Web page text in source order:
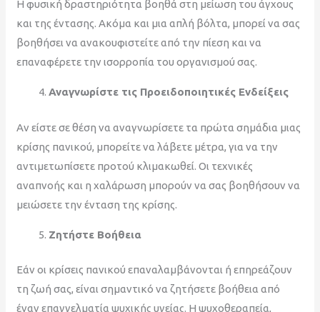
Η φυσική δραστηριότητα βοηθά στη μείωση του άγχους
και της έντασης. Ακόμα και μια απλή βόλτα, μπορεί να σας
βοηθήσει να ανακουφιστείτε από την πίεση και να
επαναφέρετε την ισορροπία του οργανισμού σας.
Αναγνωρίστε τις Προειδοποιητικές Ενδείξεις
Αν είστε σε θέση να αναγνωρίσετε τα πρώτα σημάδια μιας
κρίσης πανικού, μπορείτε να λάβετε μέτρα, για να την
αντιμετωπίσετε προτού κλιμακωθεί. Οι τεχνικές
αναπνοής και η χαλάρωση μπορούν να σας βοηθήσουν να
μειώσετε την ένταση της κρίσης.
Ζητήστε Βοήθεια
Εάν οι κρίσεις πανικού επαναλαμβάνονται ή επηρεάζουν
τη ζωή σας, είναι σημαντικό να ζητήσετε βοήθεια από
έναν επαγγελματία ψυχικής υγείας. Η ψυχοθεραπεία,